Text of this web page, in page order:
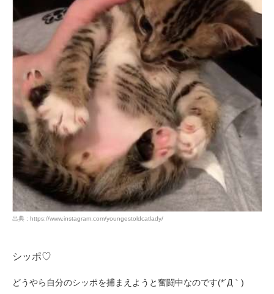
出典 : https://www.instagram.com/youngestoldcatlady/
シッポ♡
どうやら自分のシッポを捕まえようと奮闘中なのです(*´Д｀)